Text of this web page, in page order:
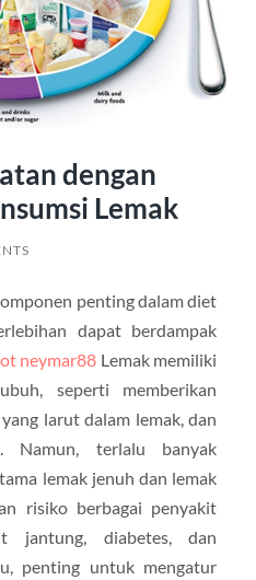
dengan
Lemak
penting dalam diet
dapat berdampak
neymar88 Lemak memiliki
seperti memberikan
larut dalam lemak, dan
Namun, terlalu banyak
lemak jenuh dan lemak
risiko berbagai penyakit
jantung, diabetes, dan
penting untuk mengatur